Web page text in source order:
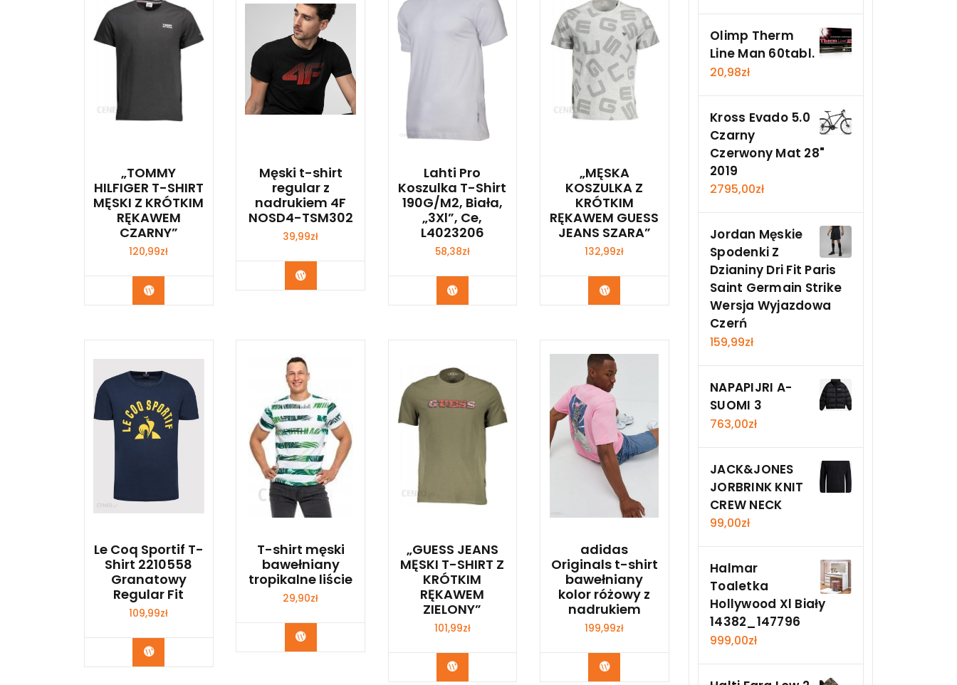
„TOMMY
HILFIGER T-SHIRT
MĘSKI Z KRÓTKIM
RĘKAWEM
CZARNY”
120,99zł
Kup Teraz
Męski t-shirt
regular z
nadrukiem 4F
NOSD4-TSM302
39,99zł
Kup Teraz
Lahti Pro
Koszulka T-Shirt
190G/M2, Biała,
„3Xl”, Ce,
L4023206
58,38zł
Kup Teraz
„MĘSKA
KOSZULKA Z
KRÓTKIM
RĘKAWEM GUESS
JEANS SZARA”
132,99zł
Kup Teraz
Le Coq Sportif T-
Shirt 2210558
Granatowy
Regular Fit
109,99zł
Kup Teraz
T-shirt męski
bawełniany
tropikalne liście
29,90zł
Kup Teraz
„GUESS JEANS
MĘSKI T-SHIRT Z
KRÓTKIM
RĘKAWEM
ZIELONY”
101,99zł
Kup Teraz
adidas
Originals t-shirt
bawełniany
kolor różowy z
nadrukiem
199,99zł
Kup Teraz
Olimp Therm
Line Man 60tabl.
20,98zł
Kross Evado 5.0
Czarny
Czerwony Mat 28"
2019
2795,00zł
Jordan Męskie
Spodenki Z
Dzianiny Dri Fit Paris
Saint Germain Strike
Wersja Wyjazdowa
Czerń
159,99zł
NAPAPIJRI A-
SUOMI 3
763,00zł
JACK&JONES
JORBRINK KNIT
CREW NECK
99,00zł
Halmar
Toaletka
Hollywood Xl Biały
14382_147796
999,00zł